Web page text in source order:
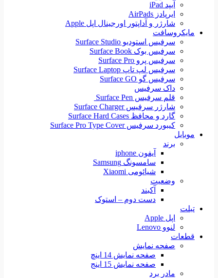
آیپد iPad
ایرپادز AirPads
شارژر و آداپتور اورجینال اپل Apple
مایکروسافت
سرفیس استودیو Surface Studio
سرفیس بوک Surface Book
سرفیس پرو Surface Pro
سرفیس لپ تاپ Surface Laptop
سرفیس گو Surface GO
داک سرفیس
قلم سرفیس Surface Pen
شارژر سرفیس Surface Charger
گارد و محافظ Surface Hard Cases
کیبورد سرفیس Surface Pro Type Cover
موبایل
برند
آیفون iphone
سامسونگ Samsung
شیائومی Xiaomi
وضعیت
آکبند
دست دوم – استوک
تبلت
اپل Apple
لنوو Lenovo
قطعات
صفحه نمایش
صفحه نمایش 14 اینچ
صفحه نمایش 15 اینج
مادر برد